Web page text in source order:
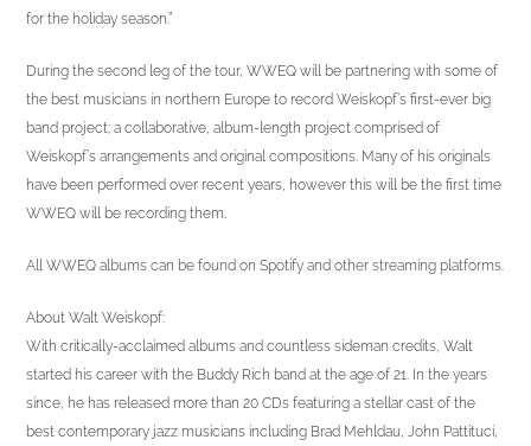
for the holiday season.”
During the second leg of the tour, WWEQ will be partnering with some of
the best musicians in northern Europe to record Weiskopf’s first-ever big
band project; a collaborative, album-length project comprised of
Weiskopf’s arrangements and original compositions. Many of his originals
have been performed over recent years, however this will be the first time
WWEQ will be recording them.
All WWEQ albums can be found on Spotify and other streaming platforms.
About Walt Weiskopf:
With critically-acclaimed albums and countless sideman credits, Walt
started his career with the Buddy Rich band at the age of 21. In the years
since, he has released more than 20 CDs featuring a stellar cast of the
best contemporary jazz musicians including Brad Mehldau, John Pattituci,